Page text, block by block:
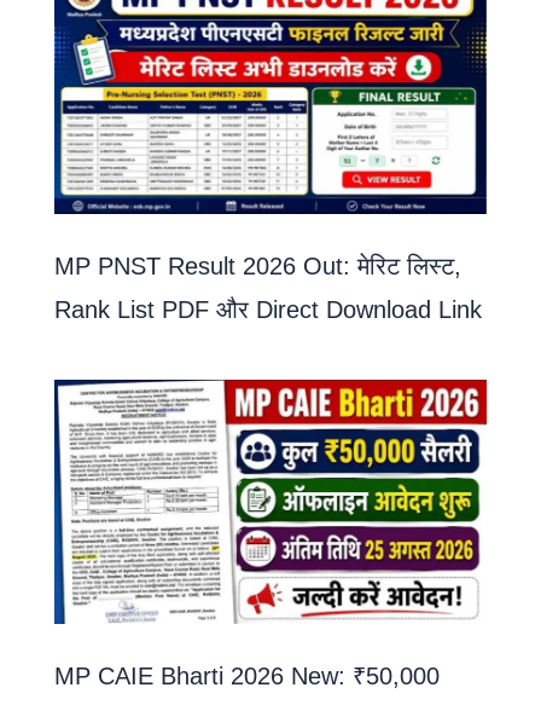
MP PNST Result 2026 Out: मेरिट लिस्ट,
Rank List PDF और Direct Download Link
MP CAIE Bharti 2026 New: ₹50,000